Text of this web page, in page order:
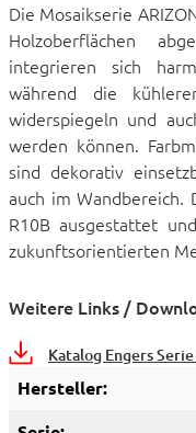
Die Mosaikserie
Holzoberflächen
integrieren sich
während die
widerspiegeln und
werden können.
sind dekorativ
auch im Wandbereich.
R10B ausgestattet
zukunftsorientierten
Weitere Links /
Katalog Engers
Hersteller: